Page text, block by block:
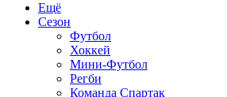
Ещё
Сезон
Футбол
Хоккей
Мини-Футбол
Регби
Команда Спартак